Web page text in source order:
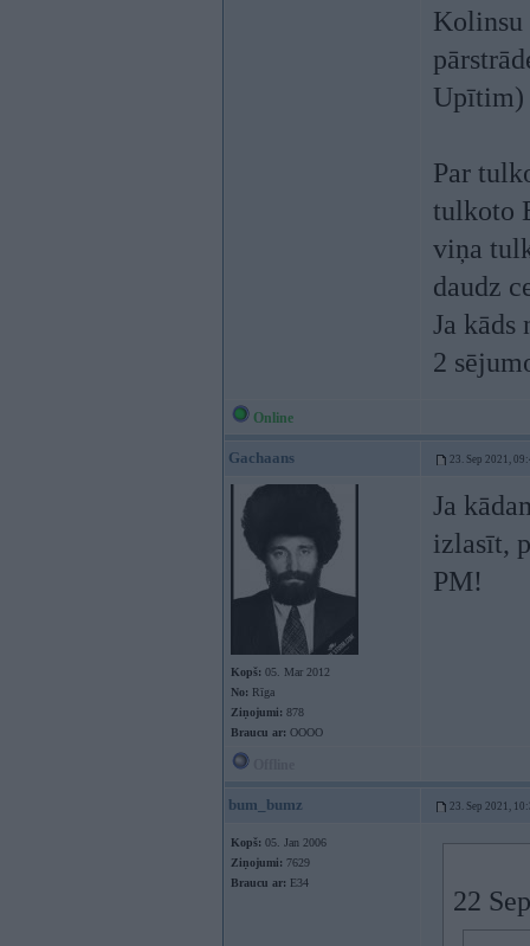
Kolinsu
Upītim)
Par
tulkoto
viņa
daudz
Ja
2
Online
Gachaans 23. Sep 2021,
Kopš: 05. Mar 2012
No: Rīga
Ziņojumi: 878
Braucu ar: OOOO
Ja
izlasīt,
PM!
bum_bumz 23. Sep 2021,
Kopš: 05. Jan 2006
Ziņojumi: 7629
Braucu ar: E34
22